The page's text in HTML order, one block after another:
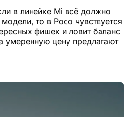
в линейке Mi всё должно
то в Poco чувствуется
фишек и ловит баланс
умеренную цену предлагают